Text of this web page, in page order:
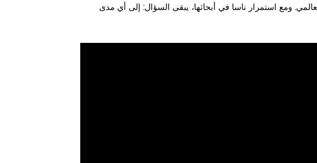
ومع استمرار ناسا في أبحاثها، يبقى السؤال: إلى أي مدى